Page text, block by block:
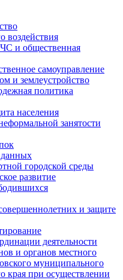
воздействия
и общественная
самоуправление
и землеустройство
политика
населения
занятости
городской среды
развитие
и защите
деятельности
и органов местного
муниципального
края при осуществлении